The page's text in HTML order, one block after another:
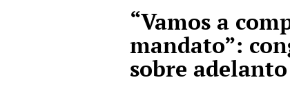
“Vamos a
mandato”:
sobre